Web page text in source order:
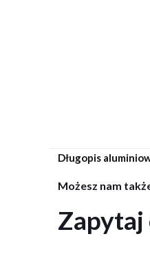
Długopis
Możesz nam
Zapytaj